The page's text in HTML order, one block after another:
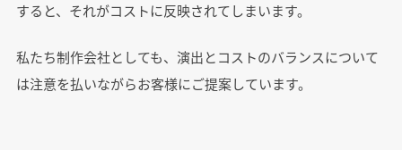
すると、それがコストに反映されてしまいます。
私たち制作会社としても、演出とコストのバランスについて
は注意を払いながらお客様にご提案しています。